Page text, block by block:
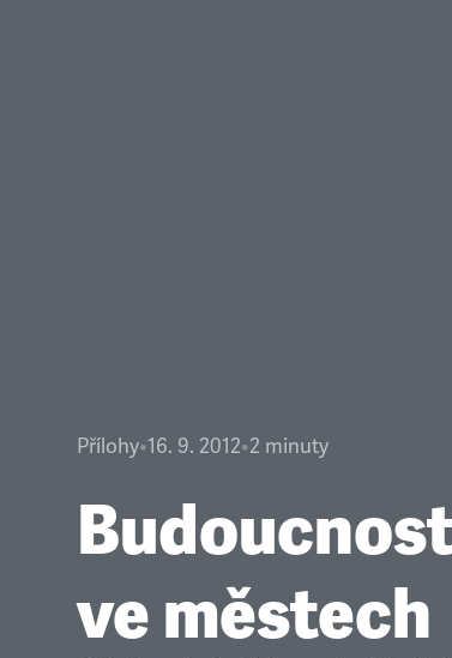
Přílohy•16. 9. 2012•2 minuty
ve městech